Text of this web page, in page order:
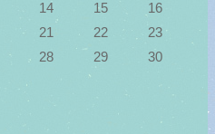
14 15
16
21 22
23
28 29
30